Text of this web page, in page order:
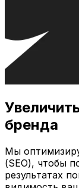
бренда
Мы
(SEO), чтобы
результатах